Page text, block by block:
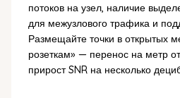
потоков на узел, наличие
для межузлового трафика и
Размещайте точки в открытых
розеткам» — перенос на метр
прирост SNR на несколько